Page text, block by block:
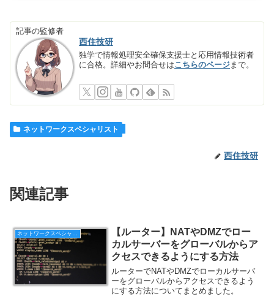
記事の監修者
西住技研
独学で情報処理安全確保支援士と応用情報技術者
に合格。詳細やお問合せはこちらのページまで。
ネットワークスペシャリスト
西住技研
関連記事
【ルーター】NATやDMZでロー
カルサーバーをグローバルからア
クセスできるようにする方法
ルーターでNATやDMZでローカルサーバ
ーをグローバルからアクセスできるよう
にする方法についてまとめました。